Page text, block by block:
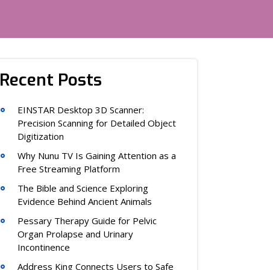
Recent Posts
EINSTAR Desktop 3D Scanner:
Precision Scanning for Detailed Object
Digitization
Why Nunu TV Is Gaining Attention as a
Free Streaming Platform
The Bible and Science Exploring
Evidence Behind Ancient Animals
Pessary Therapy Guide for Pelvic
Organ Prolapse and Urinary
Incontinence
Address King Connects Users to Safe